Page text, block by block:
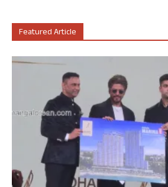
Featured Article